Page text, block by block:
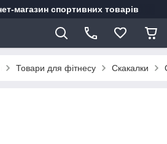
магазин спортивних товарів
Товари для фітнесу Скакалки